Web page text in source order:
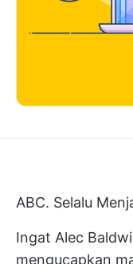
ABC. Selalu
Ingat Alec
mengucapkan